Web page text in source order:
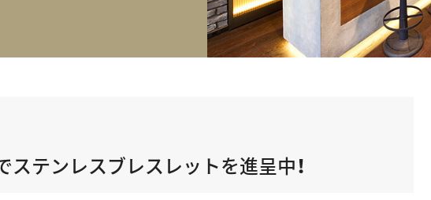
ショップリスト一覧はこちら
テンレスブレスレットを進呈中！